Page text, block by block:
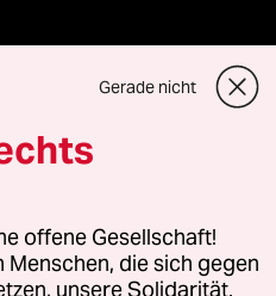
GmbH
Fragen oder für Genehmigungen
Gerade nicht
offene Gesellschaft!
die sich gegen
unsere Solidarität.